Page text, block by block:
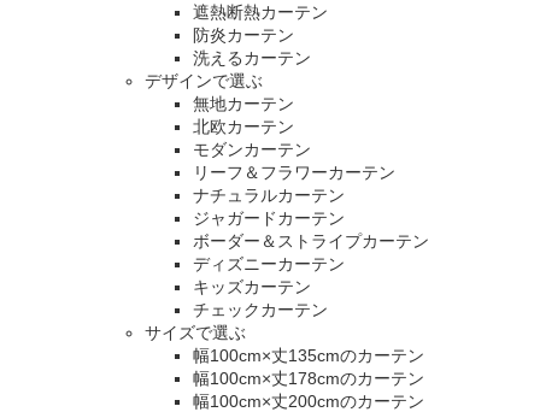
遮熱断熱カーテン
防炎カーテン
洗えるカーテン
デザインで選ぶ
無地カーテン
北欧カーテン
モダンカーテン
リーフ＆フラワーカーテン
ナチュラルカーテン
ジャガードカーテン
ボーダー＆ストライプカーテン
ディズニーカーテン
キッズカーテン
チェックカーテン
サイズで選ぶ
幅100cm×丈135cmのカーテン
幅100cm×丈178cmのカーテン
幅100cm×丈200cmのカーテン